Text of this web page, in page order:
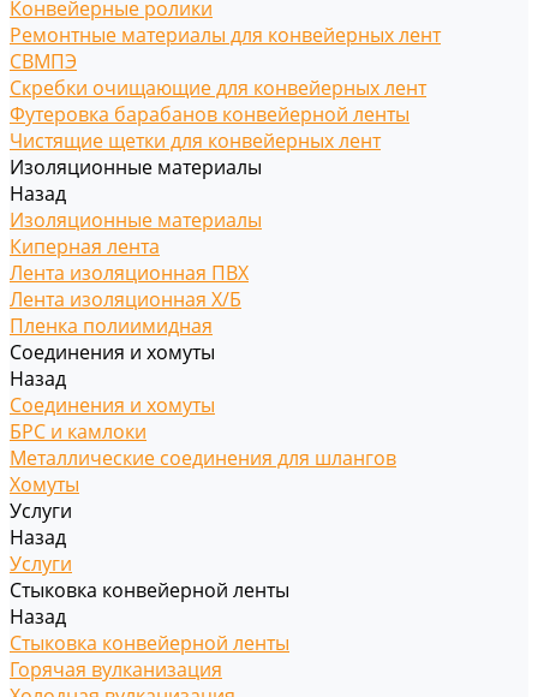
Конвейерные ролики
Ремонтные материалы для конвейерных лент
СВМПЭ
Скребки очищающие для конвейерных лент
Футеровка барабанов конвейерной ленты
Чистящие щетки для конвейерных лент
Изоляционные материалы
Назад
Изоляционные материалы
Киперная лента
Лента изоляционная ПВХ
Лента изоляционная Х/Б
Пленка полиимидная
Соединения и хомуты
Назад
Соединения и хомуты
БРС и камлоки
Металлические соединения для шлангов
Хомуты
Услуги
Назад
Услуги
Стыковка конвейерной ленты
Назад
Стыковка конвейерной ленты
Горячая вулканизация